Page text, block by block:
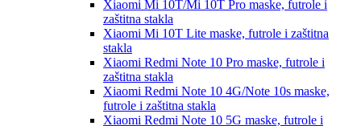
Xiaomi Mi 10T/Mi 10T Pro maske, futrole i
zaštitna stakla
Xiaomi Mi 10T Lite maske, futrole i zaštitna
stakla
Xiaomi Redmi Note 10 Pro maske, futrole i
zaštitna stakla
Xiaomi Redmi Note 10 4G/Note 10s maske,
futrole i zaštitna stakla
Xiaomi Redmi Note 10 5G maske, futrole i